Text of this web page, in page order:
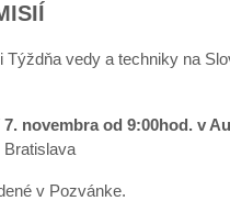
Týždňa vedy a techniky na
7. novembra od 9:00hod. v
v Pozvánke.